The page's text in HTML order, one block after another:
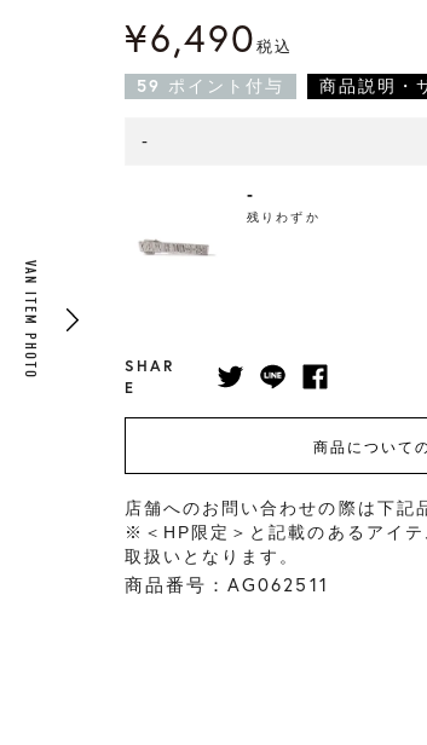
VAN ITEM PHOTO
¥6,490税込
59 ポイント付与 商品説明・
-
-
残りわずか
SHAR
E
商品について
店舗へのお問い合わせの際は下記
※＜HP限定＞と記載のあるアイ
取扱いとなります。
商品番号：AG062511